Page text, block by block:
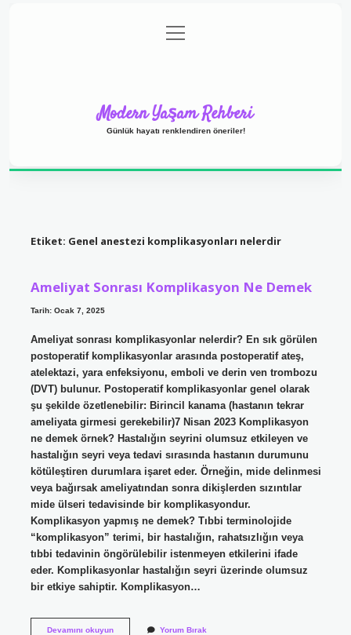
Gizlilik Politikası
menüyü
aç
Modern Yaşam Rehberi
Günlük hayatı renklendiren öneriler!
Etiket: Genel anestezi komplikasyonları nelerdir
Ameliyat Sonrası Komplikasyon Ne Demek
Tarih: Ocak 7, 2025
Ameliyat sonrası komplikasyonlar nelerdir? En sık görülen
postoperatif komplikasyonlar arasında postoperatif ateş,
atelektazi, yara enfeksiyonu, emboli ve derin ven trombozu
(DVT) bulunur. Postoperatif komplikasyonlar genel olarak
şu şekilde özetlenebilir: Birincil kanama (hastanın tekrar
ameliyata girmesi gerekebilir)7 Nisan 2023 Komplikasyon
ne demek örnek? Hastalığın seyrini olumsuz etkileyen ve
hastalığın seyri veya tedavi sırasında hastanın durumunu
kötüleştiren durumlara işaret eder. Örneğin, mide delinmesi
veya bağırsak ameliyatından sonra dikişlerden sızıntılar
mide ülseri tedavisinde bir komplikasyondur.
Komplikasyon yapmış ne demek? Tıbbi terminolojide
“komplikasyon” terimi, bir hastalığın, rahatsızlığın veya
tıbbi tedavinin öngörülebilir istenmeyen etkilerini ifade
eder. Komplikasyonlar hastalığın seyri üzerinde olumsuz
bir etkiye sahiptir. Komplikasyon…
Devamını okuyunAmeliyat
Yorum Bırak